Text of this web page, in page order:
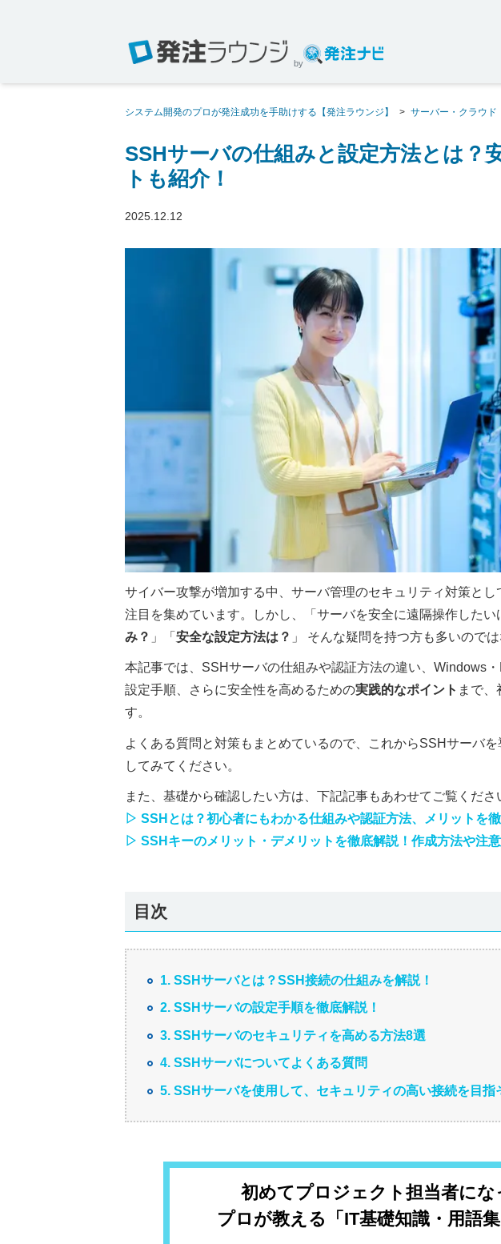
by
システム開発のプロが発注成功を手助けする【発注ラウンジ】 > サーバー・クラウド
SSHサーバの仕組みと設定方法とは？
トも紹介！
2025.12.12
サイバー攻撃が増加する中、サーバ管理のセキュリティ対策とし
注目を集めています。しかし、「サーバを安全に遠隔操作した
み？ 」「 安全な設定方法は？ 」 そんな疑問を持つ方も多いのでは
本記事では、SSHサーバの仕組みや認証方法の違い、Windows
設定手順、さらに安全性を高めるための実践的なポイント まで、
す。
よくある質問と対策もまとめているので、これからSSHサーバ
してみてください。
また、基礎から確認したい方は、下記記事もあわせてご覧くださ
▷ SSHとは？初心者にもわかる仕組みや認証方法、メリットを徹
▷ SSHキーのメリット・デメリットを徹底解説！作成方法や注
目次
1. SSHサーバとは？SSH接続の仕組みを解説！
2. SSHサーバの設定手順を徹底解説！
3. SSHサーバのセキュリティを高める方法8選
4. SSHサーバについてよくある質問
5. SSHサーバを使用して、セキュリティの高い接続を目指
初めてプロジェクト担当者にな
プロが教える「IT基礎知識・用語